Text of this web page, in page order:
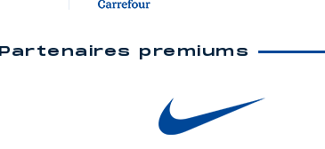
Partenaires premiums